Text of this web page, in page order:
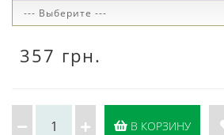
357 грн.
В КОРЗИНУ